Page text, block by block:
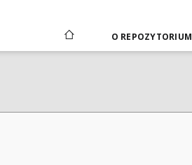
O REPOZYTORIUM